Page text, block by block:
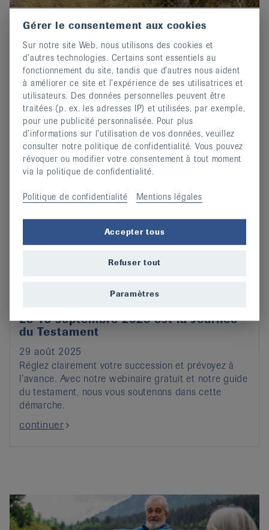
maintenant !
02 octobre 2025
Invitation au concours d'écriture de EULAR.
continuer
Le 13 septembre 2025 est la Journée
du Testament
29 août 2025
Réglez clairement votre succession et prévoyez à
l’avance. Avec notre webinaire gratuit et notre guide
du testament, nous vous soutenons dans cette
démarche.
continuer
Gérer le consentement aux cookies
Sur notre site Web, nous utilisons des cookies et
d’autres technologies. Certains sont essentiels au
fonctionnement du site, tandis que d’autres nous aident
à améliorer ce site et l’expérience de ses utilisatrices et
utilisateurs. Des données personnelles peuvent être
traitées (p. ex. les adresses IP) et utilisées, par exemple,
pour une publicité personnalisée. Pour plus
d’informations sur l’utilisation de vos données, veuillez
consulter notre politique de confidentialité. Vous pouvez
révoquer ou modifier votre consentement à tout moment
via la politique de confidentialité.
Politique de confidentialité Mentions légales
Accepter tous
Refuser tout
Paramètres